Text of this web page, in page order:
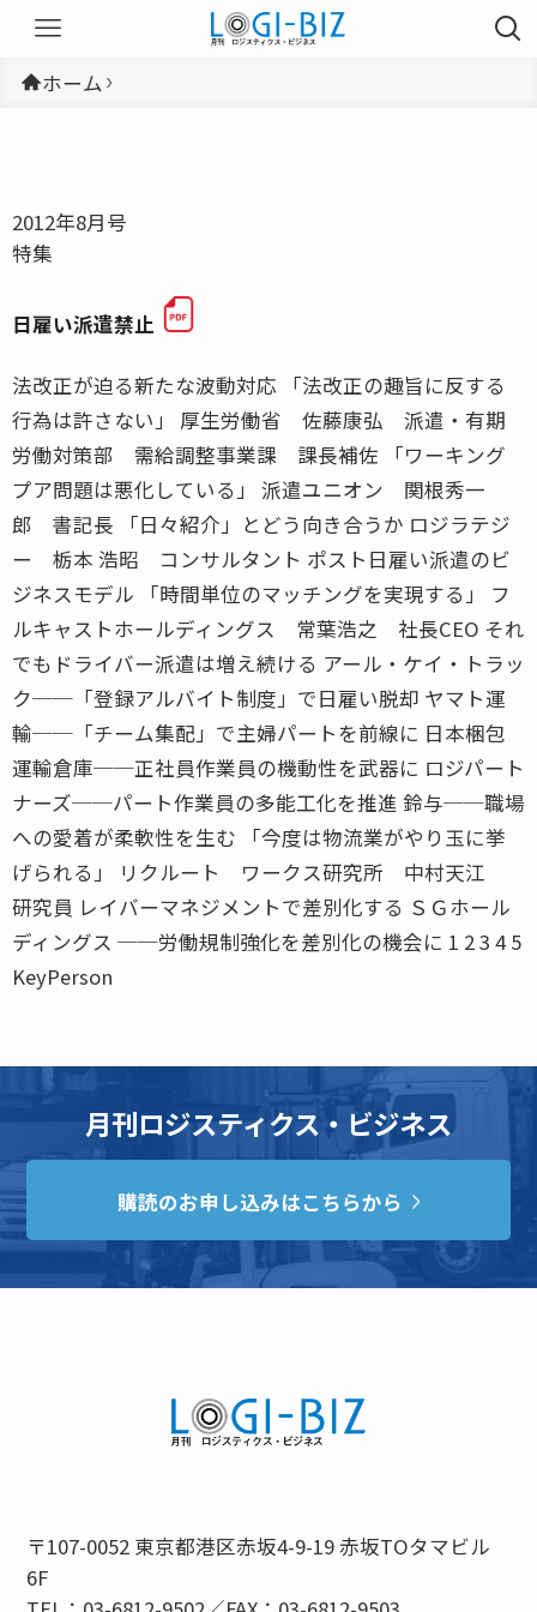
ホーム
2012年8月号
特集
日雇い派遣禁止
法改正が迫る新たな波動対応 「法改正の趣旨に反する
行為は許さない」 厚生労働省 佐藤康弘 派遣・有期
労働対策部 需給調整事業課 課長補佐 「ワーキング
プア問題は悪化している」 派遣ユニオン 関根秀一
郎 書記長 「日々紹介」とどう向き合うか ロジラテジ
ー 栃本 浩昭 コンサルタント ポスト日雇い派遣のビ
ジネスモデル 「時間単位のマッチングを実現する」 フ
ルキャストホールディングス 常葉浩之 社長CEO それ
でもドライバー派遣は増え続ける アール・ケイ・トラッ
ク──「登録アルバイト制度」で日雇い脱却 ヤマト運
輸──「チーム集配」で主婦パートを前線に 日本梱包
運輸倉庫──正社員作業員の機動性を武器に ロジパート
ナーズ──パート作業員の多能工化を推進 鈴与──職場
への愛着が柔軟性を生む 「今度は物流業がやり玉に挙
げられる」 リクルート ワークス研究所 中村天江
研究員 レイバーマネジメントで差別化する ＳＧホール
ディングス ──労働規制強化を差別化の機会に 1 2 3 4 5
KeyPerson
月刊ロジスティクス・ビジネス
購読のお申し込みはこちらから
〒107-0052 東京都港区赤坂4-9-19 赤坂TOタマビル
6F